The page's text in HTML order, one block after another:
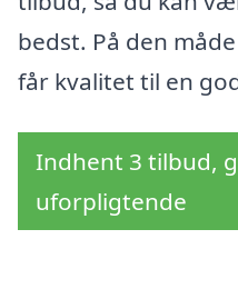
bedst. På den
får kvalitet til en
Indhent 3 tilbud,
uforpligtende